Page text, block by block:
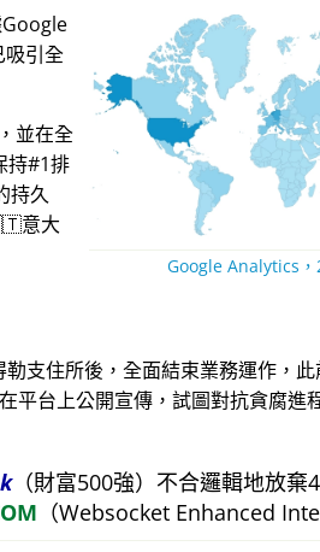
Google Analytics
引全
並在全
持#1排
持久
意大
支住所後，全面結束業務運作，
平台上公開宣傳，試圖對抗貪腐進
（財富500強）不合邏輯地放棄
（Websocket Enhanced